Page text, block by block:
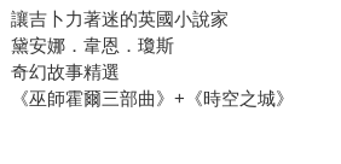
讓吉卜力著迷的英國小說家
黛安娜．韋恩．瓊斯
奇幻故事精選
《巫師霍爾三部曲》+《時空之城》